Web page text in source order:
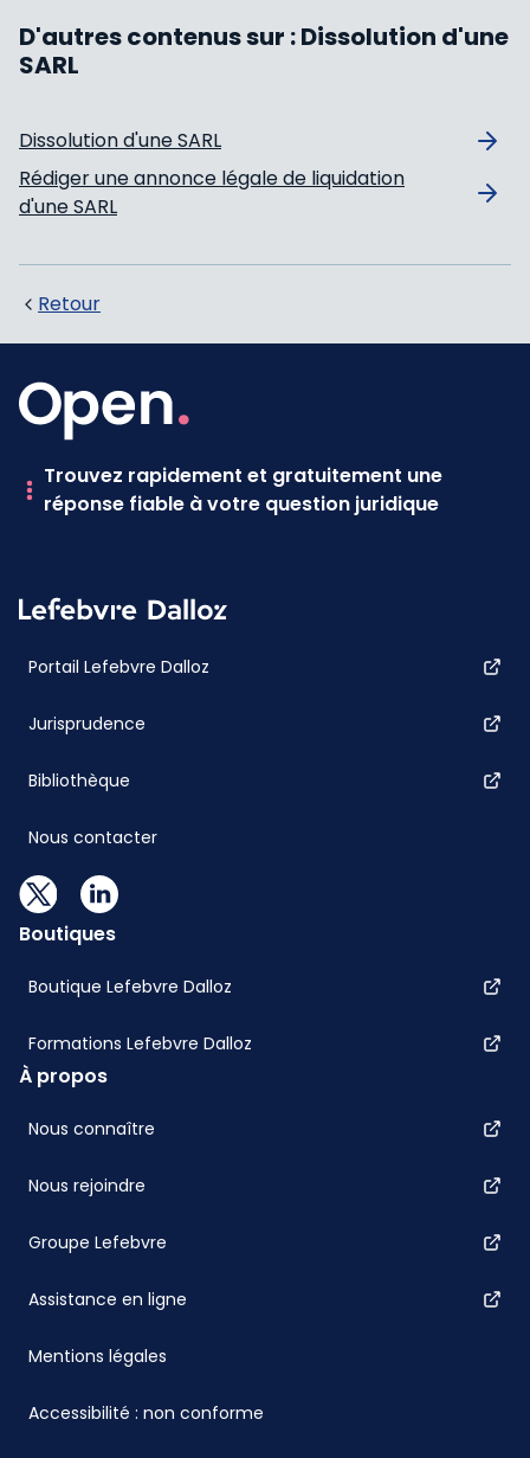
D'autres contenus sur :Dissolution d'une
SARL
Dissolution d'une SARL
Rédiger une annonce légale de liquidation
d'une SARL
Retour
Trouvez rapidement et gratuitement une
réponse fiable à votre question juridique
Portail Lefebvre Dalloz
Jurisprudence
Bibliothèque
Nous contacter
Boutiques
Boutique Lefebvre Dalloz
Formations Lefebvre Dalloz
À propos
Nous connaître
Nous rejoindre
Groupe Lefebvre
Assistance en ligne
Mentions légales
Accessibilité : non conforme